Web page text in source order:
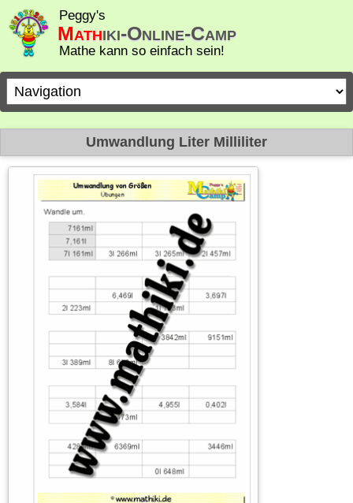
Peggy's
Mathiki-Online-Camp
Mathe kann so einfach sein!
Zielseite
Umwandlung Liter Milliliter